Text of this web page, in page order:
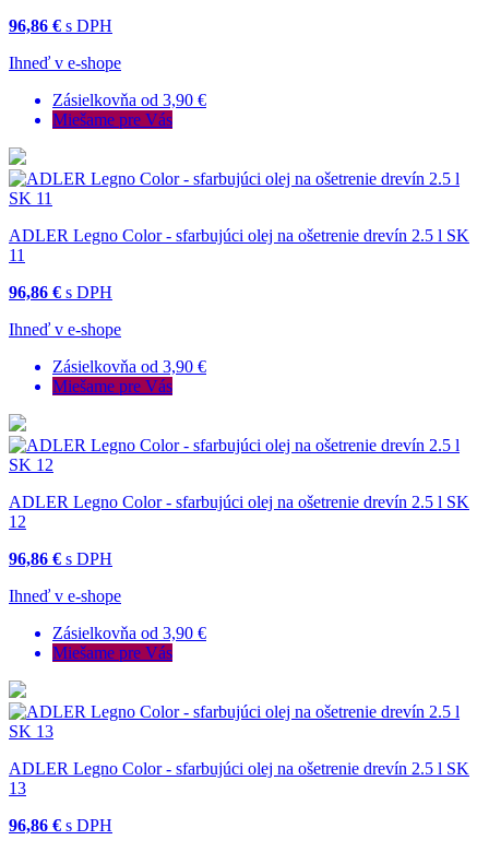
96,86 € s DPH
Ihneď v e-shope
Zásielkovňa od 3,90 €
Miešame pre Vás
ADLER Legno Color - sfarbujúci olej na ošetrenie drevín 2.5 l SK
11
96,86 € s DPH
Ihneď v e-shope
Zásielkovňa od 3,90 €
Miešame pre Vás
ADLER Legno Color - sfarbujúci olej na ošetrenie drevín 2.5 l SK
12
96,86 € s DPH
Ihneď v e-shope
Zásielkovňa od 3,90 €
Miešame pre Vás
ADLER Legno Color - sfarbujúci olej na ošetrenie drevín 2.5 l SK
13
96,86 € s DPH